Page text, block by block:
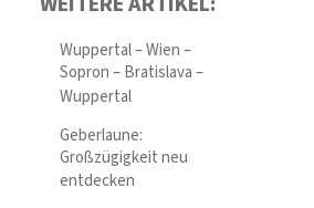
Wuppertal – Wien –
Sopron – Bratislava –
Wuppertal
Geberlaune:
Großzügigkeit neu
entdecken